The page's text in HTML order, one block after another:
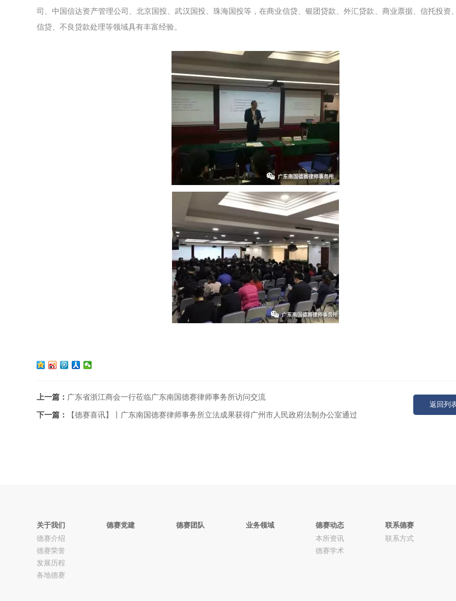
司、中国信达资产管理公司、北京国投、武汉国投、珠海国投等，在商业信贷、银团贷款、外汇贷款、商业票据、信托投资
信贷、不良贷款处理等领域具有丰富经验。
上一篇： 广东省浙江商会一行莅临广东南国德赛律师事务所访问交流
下一篇： 【德赛喜讯】丨广东南国德赛律师事务所立法成果获得广州市人民政府法制办公室通过
返回列
关于我们
德赛介绍
德赛荣誉
发展历程
各地德赛
德赛党建 德赛团队 业务领域
德赛动态
本所资讯
德赛学术
联系德赛
联系方式